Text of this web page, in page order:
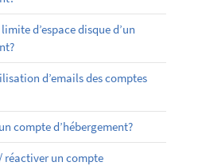
d’espace disque d’un
d’emails des comptes
compte d’hébergement?
réactiver un compte